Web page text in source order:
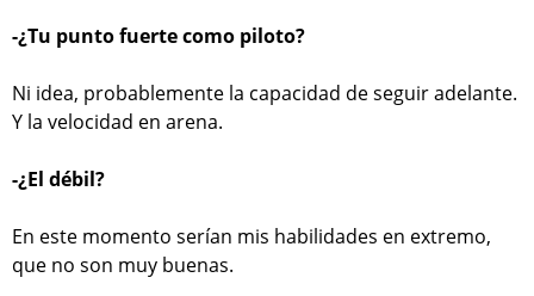
-¿Tu punto fuerte como piloto?
Ni idea, probablemente la capacidad de seguir adelante.
Y la velocidad en arena.
-¿El débil?
En este momento serían mis habilidades en extremo,
que no son muy buenas.